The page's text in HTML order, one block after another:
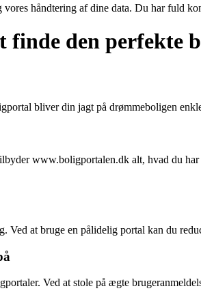
håndtering af dine data. Du har fuld
den perfekte
bliver din jagt på drømmeboligen
www.boligportalen.dk alt, hvad du
at bruge en pålidelig portal kan du
Ved at stole på ægte